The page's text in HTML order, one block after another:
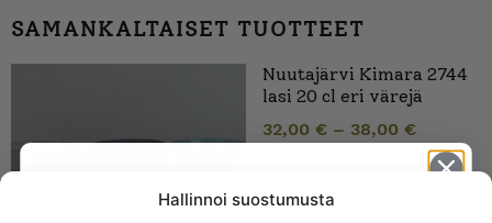
Hallinnoi suostumusta
SAMANKALTAISET TUOTTEET
Nuutajärvi Kimara 2744
lasi 20 cl eri värejä
32,00 € – 38,00 €